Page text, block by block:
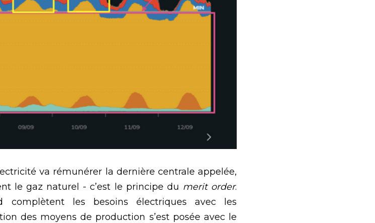
va rémunérer la dernière centrale appelée,
le gaz naturel - c’est le principe du merit order.
complètent les besoins électriques avec les
des moyens de production s’est posée avec le